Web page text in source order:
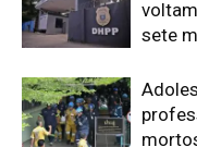
sete